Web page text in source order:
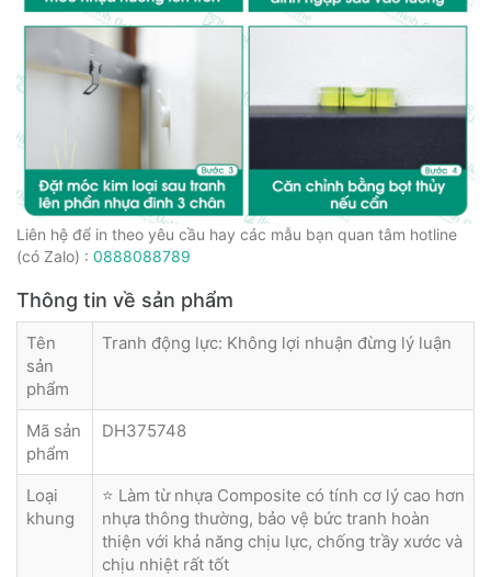
Liên hệ để in theo yêu cầu hay các mẫu bạn quan tâm hotline
(có Zalo) : 0888088789
Thông tin về sản phẩm
Tên
sản
phẩm
Tranh động lực: Không lợi nhuận đừng lý luận
Mã sản
phẩm
DH375748
Loại
khung
⭐ Làm từ nhựa Composite có tính cơ lý cao hơn
nhựa thông thường, bảo vệ bức tranh hoàn
thiện với khả năng chịu lực, chống trầy xước và
chịu nhiệt rất tốt